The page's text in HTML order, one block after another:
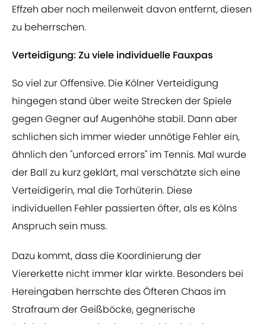
Effzeh aber noch meilenweit davon entfernt, diesen
zu beherrschen.
Verteidigung: Zu viele individuelle Fauxpas
So viel zur Offensive. Die Kölner Verteidigung
hingegen stand über weite Strecken der Spiele
gegen Gegner auf Augenhöhe stabil. Dann aber
schlichen sich immer wieder unnötige Fehler ein,
ähnlich den "unforced errors" im Tennis. Mal wurde
der Ball zu kurz geklärt, mal verschätzte sich eine
Verteidigerin, mal die Torhüterin. Diese
individuellen Fehler passierten öfter, als es Kölns
Anspruch sein muss.
Dazu kommt, dass die Koordinierung der
Viererkette nicht immer klar wirkte. Besonders bei
Hereingaben herrschte des Öfteren Chaos im
Strafraum der Geißböcke, gegnerische